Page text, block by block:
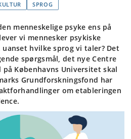
SPROG
menneskelige psyke ens på
vi mennesker psykiske
uanset hvilke sprog vi taler? Det
spørgsmål, det nye Centre
Københavns Universitet skal
Grundforskningsfond har
om etableringen